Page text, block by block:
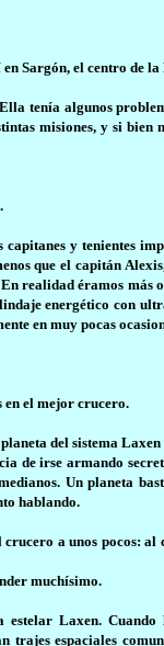
Sargón, el centro de
tenía algunos
misiones, y si
y tenientes
que el capitán
realidad éramos
energético con
en muy pocas
en el mejor crucero.
del sistema
de irse armando
Un planeta
hablando.
crucero a unos pocos:
muchísimo.
estelar Laxen.
espaciales